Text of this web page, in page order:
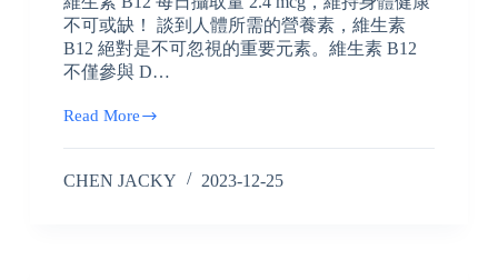
不可或缺！ 談到人體所需的營養素，維生素
B12 絕對是不可忽視的重要元素。維生素 B12
不僅參與 D…
Read More
CHEN JACKY 2023-12-25